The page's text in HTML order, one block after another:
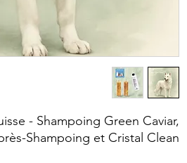
- Shampoing Green Caviar,
Shampoing et Cristal Clean